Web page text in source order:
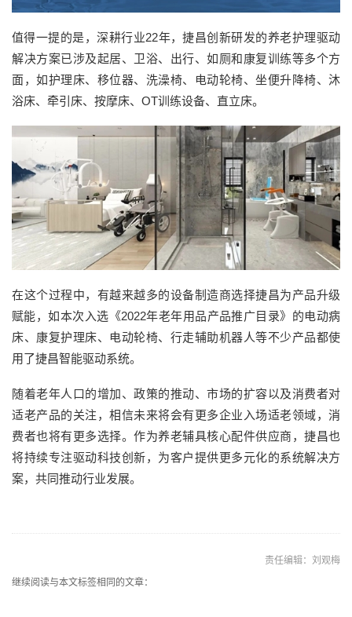
值得一提的是，深耕行业22年，捷昌创新研发的养老护理驱动
解决方案已涉及起居、卫浴、出行、如厕和康复训练等多个方
面，如护理床、移位器、洗澡椅、电动轮椅、坐便升降椅、沐
浴床、牵引床、按摩床、OT训练设备、直立床。
在这个过程中，有越来越多的设备制造商选择捷昌为产品升级
赋能，如本次入选《2022年老年用品产品推广目录》的电动病
床、康复护理床、电动轮椅、行走辅助机器人等不少产品都使
用了捷昌智能驱动系统。
随着老年人口的增加、政策的推动、市场的扩容以及消费者对
适老产品的关注，相信未来将会有更多企业入场适老领域，消
费者也将有更多选择。作为养老辅具核心配件供应商，捷昌也
将持续专注驱动科技创新，为客户提供更多元化的系统解决方
案，共同推动行业发展。
责任编辑：刘观梅
继续阅读与本文标签相同的文章：